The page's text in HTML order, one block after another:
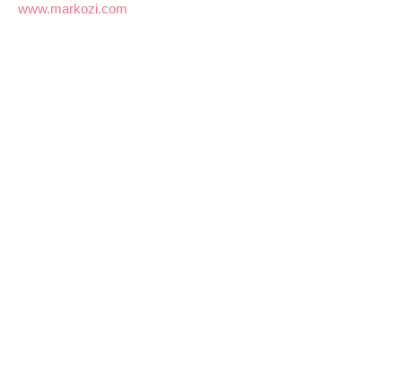
www.markozi.com